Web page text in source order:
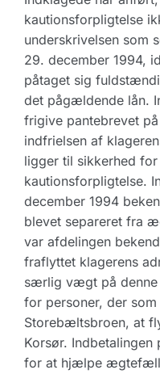
kautionsforpligtelse
underskrivelsen som
29. december 1994,
påtaget sig
det pågældende lån.
frigive pantebrevet
indfrielsen af
ligger til sikkerhed
kautionsforpligtelse.
december 1994
blevet separeret fra
var afdelingen
fraflyttet klagerens
særlig vægt på denne
for personer, der
Storebæltsbroen, at
Korsør.
for at hjælpe